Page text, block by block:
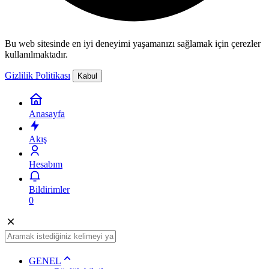
Bu web sitesinde en iyi deneyimi yaşamanızı sağlamak için çerezler
kullanılmaktadır.
Gizlilik Politikası Kabul
Anasayfa
Akış
Hesabım
Bildirimler
0
GENEL